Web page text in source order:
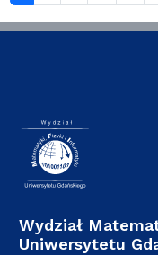
Wydział
Uniwersytetu